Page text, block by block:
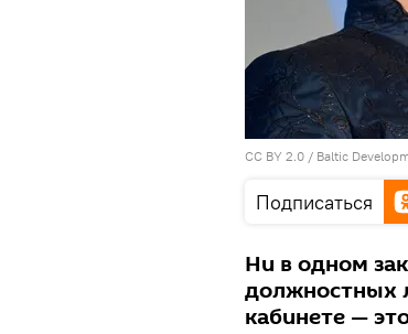
CC BY 2.0 / Baltic
Подписаться
Ни в одном
должностных
кабинете —